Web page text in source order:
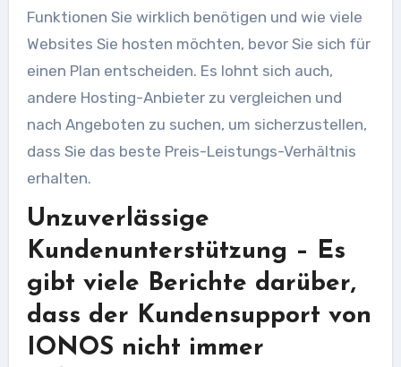
Funktionen Sie wirklich benötigen und wie viele
Websites Sie hosten möchten, bevor Sie sich für
einen Plan entscheiden. Es lohnt sich auch,
andere Hosting-Anbieter zu vergleichen und
nach Angeboten zu suchen, um sicherzustellen,
dass Sie das beste Preis-Leistungs-Verhältnis
erhalten.
Unzuverlässige
Kundenunterstützung – Es
gibt viele Berichte darüber,
dass der Kundensupport von
IONOS nicht immer